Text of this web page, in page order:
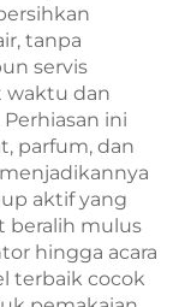
tanpa
servis
waktu dan
ini
parfum, dan
aktif yang
beralih mulus
hingga acara
terbaik cocok